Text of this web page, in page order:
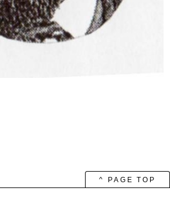
^ PAGE TOP